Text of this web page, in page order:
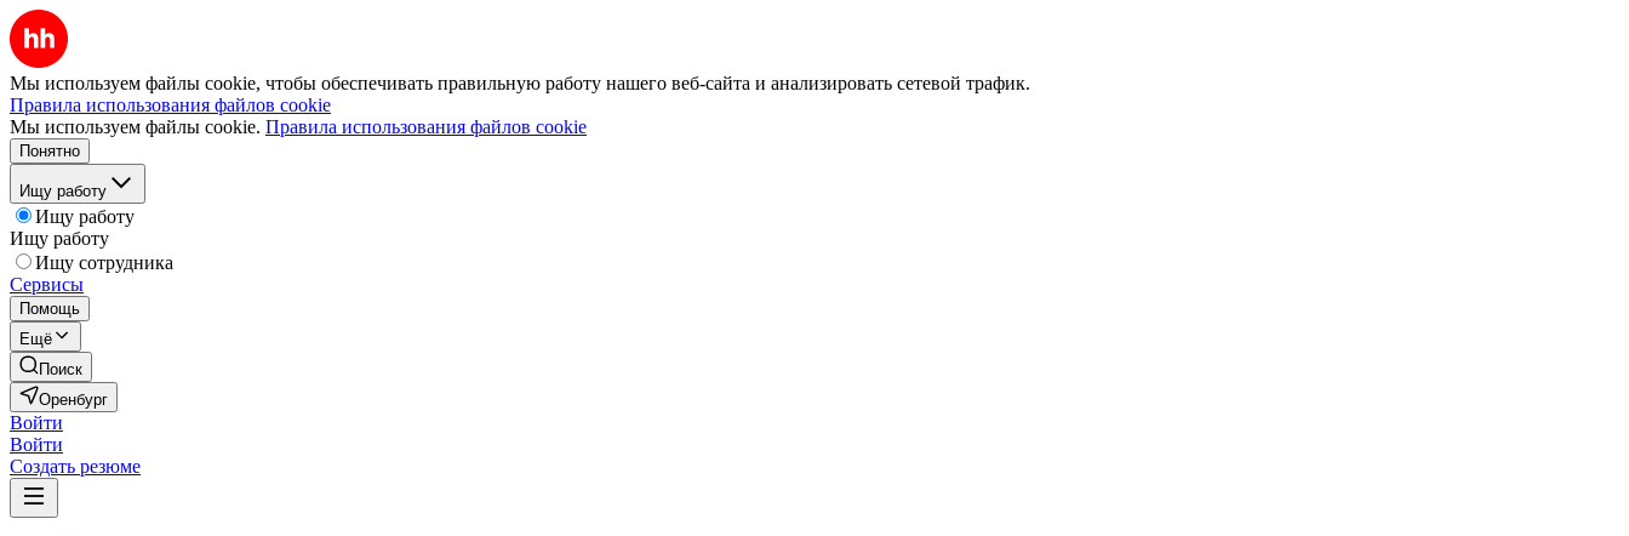
Мы используем файлы cookie, чтобы обеспечивать правильную работу нашего веб-сайта и анализировать сетевой трафик.
Правила использования файлов cookie
Мы используем файлы cookie. Правила использования файлов cookie
Понятно
Ищу работу
Ищу работу
Ищу работу
Ищу сотрудника
Сервисы
Помощь
Ещё
Поиск
Оренбург
Войти
Войти
Создать резюме